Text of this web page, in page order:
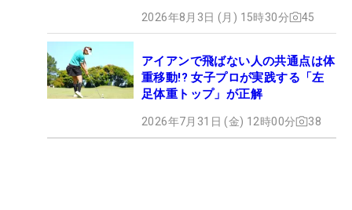
2026年8月3日 (月) 15時30分 45
アイアンで飛ばない人の共通点は体
重移動!? 女子プロが実践する「左
足体重トップ」が正解
2026年7月31日 (金) 12時00分 38